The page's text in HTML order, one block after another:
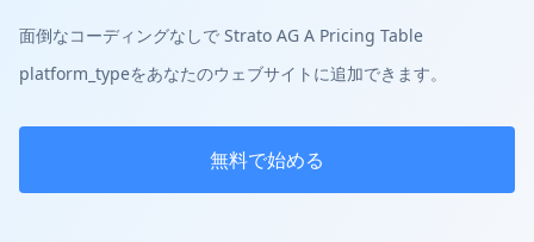
面倒なコーディングなしで Strato AG A Pricing Table
platform_typeをあなたのウェブサイトに追加できます。
無料で始める